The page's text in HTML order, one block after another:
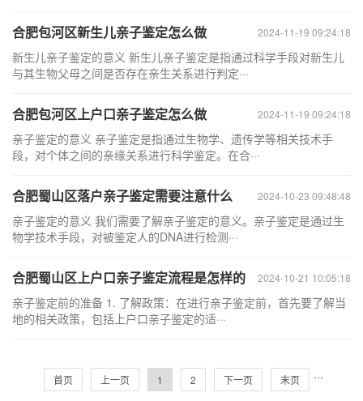
2024-11-19 09:24:18
合肥包河区新生儿亲子鉴定怎么做
新生儿亲子鉴定的意义 新生儿亲子鉴定是指通过科学手段对新生儿
与其生物父母之间是否存在亲生关系进行判定···
2024-11-19 09:24:18
合肥包河区上户口亲子鉴定怎么做
亲子鉴定的意义 亲子鉴定是指通过生物学、遗传学等相关技术手
段，对个体之间的亲缘关系进行科学鉴定。在合···
2024-10-23 09:48:48
合肥蜀山区落户亲子鉴定需要注意什么
亲子鉴定的意义 我们需要了解亲子鉴定的意义。亲子鉴定是通过生
物学技术手段，对被鉴定人的DNA进行检测···
2024-10-21 10:05:18
合肥蜀山区上户口亲子鉴定流程是怎样的
亲子鉴定前的准备 1. 了解政策：在进行亲子鉴定前，首先要了解当
地的相关政策，包括上户口亲子鉴定的适···
首页 上一页 1 2 ···
下一页 末页